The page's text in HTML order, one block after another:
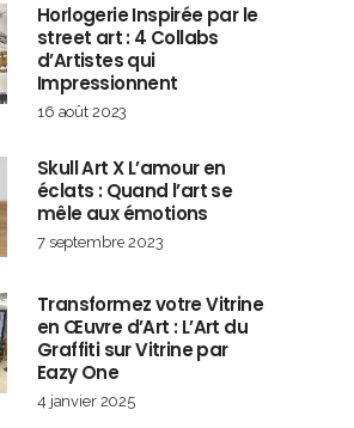
Horlogerie Inspirée par le
street art : 4 Collabs
d’Artistes qui
Impressionnent
16 août 2023
Skull Art X L’amour en
éclats : Quand l’art se
mêle aux émotions
7 septembre 2023
Transformez votre Vitrine
en Œuvre d’Art : L’Art du
Graffiti sur Vitrine par
Eazy One
4 janvier 2025